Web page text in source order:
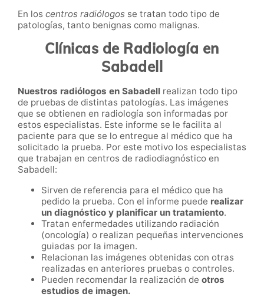
En los centros radiólogos se tratan todo tipo de
patologías, tanto benignas como malignas.
Clínicas de Radiología en
Sabadell
Nuestros radiólogos en Sabadell realizan todo tipo
de pruebas de distintas patologías. Las imágenes
que se obtienen en radiología son informadas por
estos especialistas. Este informe se le facilita al
paciente para que se lo entregue al médico que ha
solicitado la prueba. Por este motivo los especialistas
que trabajan en centros de radiodiagnóstico en
Sabadell:
Sirven de referencia para el médico que ha
pedido la prueba. Con el informe puede realizar
un diagnóstico y planificar un tratamiento.
Tratan enfermedades utilizando radiación
(oncología) o realizan pequeñas intervenciones
guiadas por la imagen.
Relacionan las imágenes obtenidas con otras
realizadas en anteriores pruebas o controles.
Pueden recomendar la realización de otros
estudios de imagen.